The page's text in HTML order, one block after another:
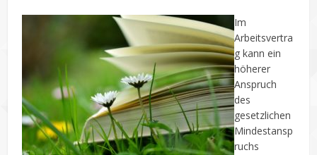
Im
Arbeitsvertra
g kann ein
höherer
Anspruch
des
gesetzlichen
Mindestansp
ruchs